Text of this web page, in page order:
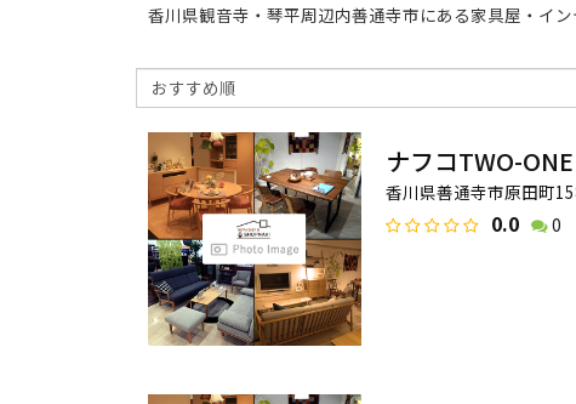
香川県観音寺・琴平周辺内善通寺市にある家具屋・イ
ナフコTWO-
香川県善通寺市原田町
0.0 0